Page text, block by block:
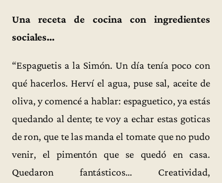
Una receta de cocina con ingredientes
sociales…
“Espaguetis a la Simón. Un día tenía poco con
qué hacerlos. Herví el agua, puse sal, aceite de
oliva, y comencé a hablar: espaguetico, ya estás
quedando al dente; te voy a echar estas goticas
de ron, que te las manda el tomate que no pudo
venir, el pimentón que se quedó en casa.
Quedaron fantásticos… Creatividad,